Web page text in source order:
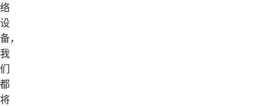
络
设
备，
我
们
都
将